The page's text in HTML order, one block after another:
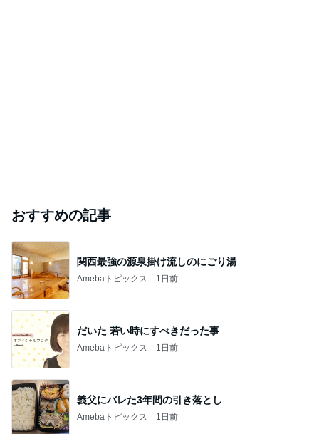
おすすめの記事
関西最強の源泉掛け流しのにごり湯
Amebaトピックス 1日前
だいた 若い時にすべきだった事
Amebaトピックス 1日前
義父にバレた3年間の引き落とし
Amebaトピックス 1日前